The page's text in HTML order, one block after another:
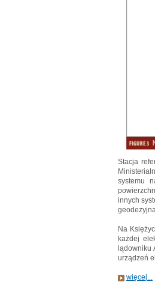
Stacja
systemu
innych
Na
każdej
lądowniku
urządzeń
więcej...